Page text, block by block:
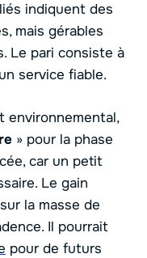
indiquent des
mais gérables
Le pari consiste à
service fiable.
environnemental,
» pour la phase
car un petit
Le gain
la masse de
Il pourrait
pour de futurs